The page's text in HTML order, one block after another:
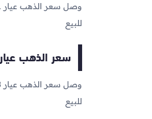
وصل سعر الذهب عيار 21 في بداية تعاملات اليوم إلى
للبيع
سعر الذهب عيار 18
وصل سعر الذهب عيار 18 في بداية تعاملات اليوم إلى
للبيع